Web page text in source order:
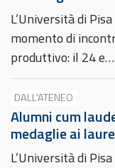
L’Università di
momento di
produttivo: il 24 e…
DALL'ATENEO
Alumni cum
medaglie ai
L’Università di